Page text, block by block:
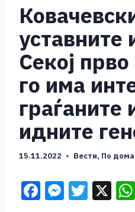
уставните
Секој
го има
граѓаните
идните
15.11.2022 Вести, По дома
F M T X